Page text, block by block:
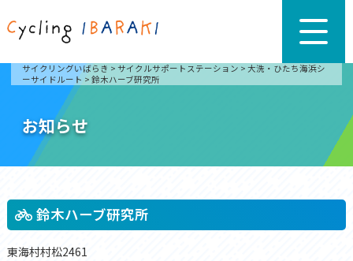
サイクリングいばらき > サイクルサポートステーション > 大洗・ひたち海浜シ
ーサイドルート > 鈴木ハーブ研究所
お知らせ
鈴木ハーブ研究所
東海村村松2461